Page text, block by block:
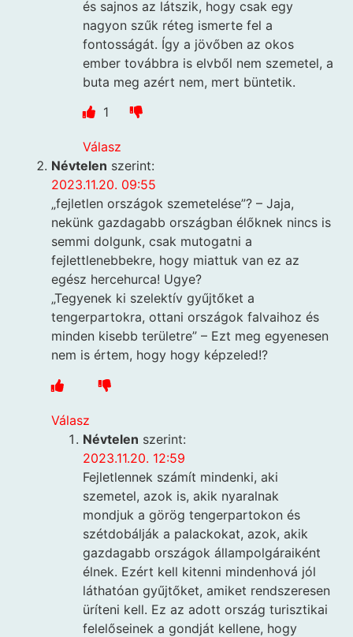
és sajnos az látszik, hogy csak egy
nagyon szűk réteg ismerte fel a
fontosságát. Így a jövőben az okos
ember továbbra is elvből nem szemetel, a
buta meg azért nem, mert büntetik.
1
Válasz
Névtelen szerint:
2023.11.20. 09:55
„fejletlen országok szemetelése”? – Jaja,
nekünk gazdagabb országban élőknek nincs is
semmi dolgunk, csak mutogatni a
fejlettlenebbekre, hogy miattuk van ez az
egész hercehurca! Ugye?
„Tegyenek ki szelektív gyűjtőket a
tengerpartokra, ottani országok falvaihoz és
minden kisebb területre” – Ezt meg egyenesen
nem is értem, hogy hogy képzeled!?
Válasz
Névtelen szerint:
2023.11.20. 12:59
Fejletlennek számít mindenki, aki
szemetel, azok is, akik nyaralnak
mondjuk a görög tengerpartokon és
szétdobálják a palackokat, azok, akik
gazdagabb országok állampolgáraiként
élnek. Ezért kell kitenni mindenhová jól
láthatóan gyűjtőket, amiket rendszeresen
üríteni kell. Ez az adott ország turisztikai
felelőseinek a gondját kellene, hogy